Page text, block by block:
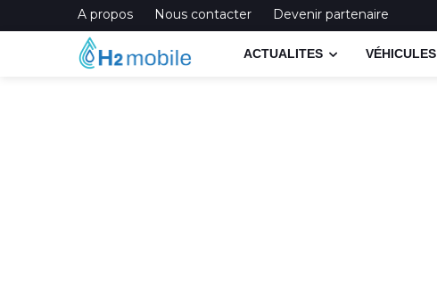
A propos Nous contacter Devenir partenaire
ACTUALITES VÉHICULES